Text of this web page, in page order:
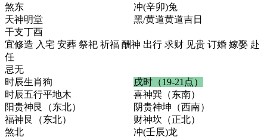
煞东 冲(辛卯)兔
天神明堂 黑/黄道黄道吉日
干支丁酉
宜修造 入宅 安葬 祭祀 祈福 酬神 出行 求财 见贵 订婚 嫁娶 赴
任
忌无
戌时（19-21点）
时辰生肖狗
时辰五行平地木 喜神巽（东南）
阳贵神 艮（东北） 阴贵神坤（西南）
福神 艮（东北） 财神坎（正北）
煞北 冲(壬辰)龙